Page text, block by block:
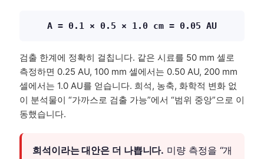
A = 0.1 × 0.5 × 1.0 cm = 0.05 AU
검출 한계에 정확히 걸칩니다. 같은 시료를 50 mm 셀로
측정하면 0.25 AU, 100 mm 셀에서는 0.50 AU, 200 mm
셀에서는 1.0 AU를 얻습니다. 희석, 농축, 화학적 변화 없
이 분석물이 “가까스로 검출 가능”에서 “범위 중앙”으로 이
동했습니다.
희석이라는 대안은 더 나쁩니다. 미량 측정을 “개